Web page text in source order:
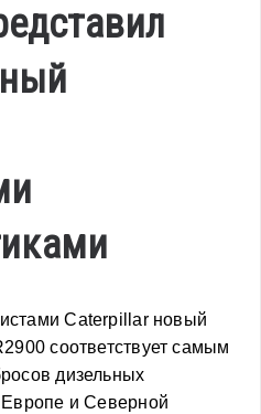
Caterpillar новый
соответствует самым
дизельных
и Северной